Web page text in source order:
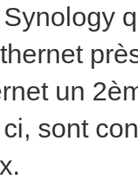
un
sont